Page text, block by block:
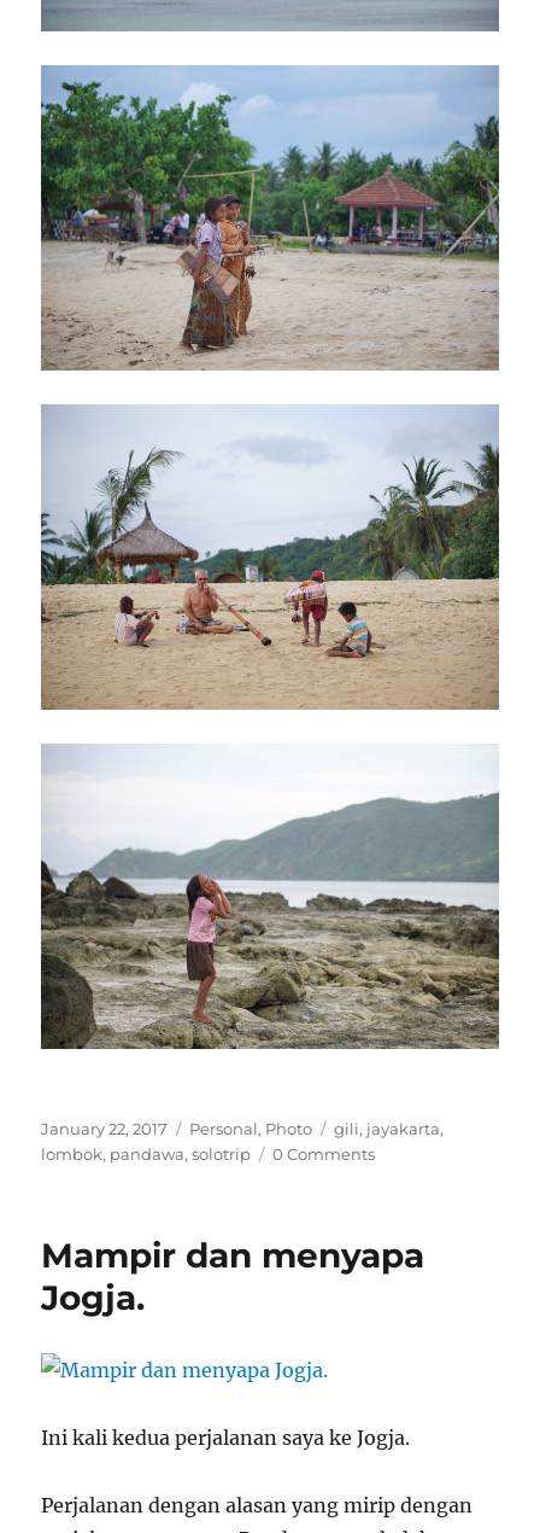
Posted
on
January 22, 2017 Categories
Personal, Photo Tags
gili, jayakarta,
lombok, pandawa,solotrip 0 Comments
Mampir dan menyapa
Jogja.
Ini kali kedua perjalanan saya ke Jogja.
Perjalanan dengan alasan yang mirip dengan